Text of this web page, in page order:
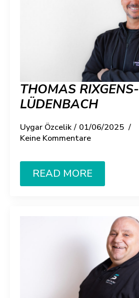
THOMAS RIXGENS-
LÜDENBACH
Uygar Özcelik
01/06/2025
Keine Kommentare
READ MORE